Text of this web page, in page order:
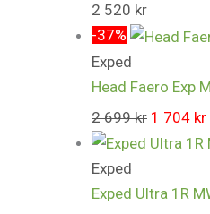
2 520 kr
-37%
Exped
Head Faero Exp
2 699kr 1 704 kr
Exped
Exped Ultra 1R